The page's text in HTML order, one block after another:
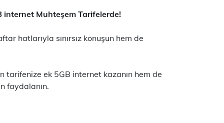
internet Muhteşem Tarifelerde!
hatlarıyla sınırsız konuşun hem de
tarifenize ek 5GB internet kazanın hem de
faydalanın.